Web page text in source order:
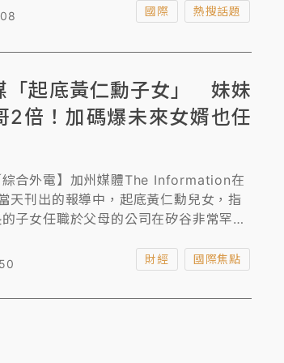
年開始幫老爸工作，受訪時談到成長過
並建議年輕人，務必學會運用AI。
國際 熱搜話題
「起底黃仁勳子女」 妹妹
2倍！加碼爆未來女婿也任
綜合外電】加州媒體The Information在
天刊出的報導中，起底黃仁勳兒女，指
子女任職於父母的公司在矽谷非常罕
仁勳「未來女婿」也在輝達任職。
財經 國際焦點